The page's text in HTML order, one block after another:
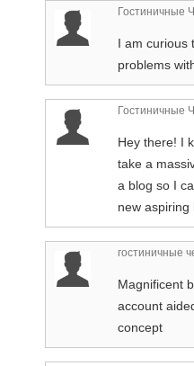
Гостиничные
I am curious
problems
Гостиничные
Hey there! I
take a
a blog so I
new aspiring
гостиничные
Magnificent
account
concept